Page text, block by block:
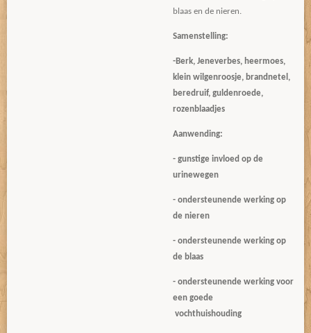
blaas en de nieren.
Samenstelling:
-Berk, Jeneverbes, heermoes,
klein wilgenroosje, brandnetel,
beredruif, guldenroede,
rozenblaadjes
Aanwending:
- gunstige invloed op de
urinewegen
- ondersteunende werking op
de nieren
- ondersteunende werking op
de blaas
- ondersteunende werking voor
een goede
vochthuishouding